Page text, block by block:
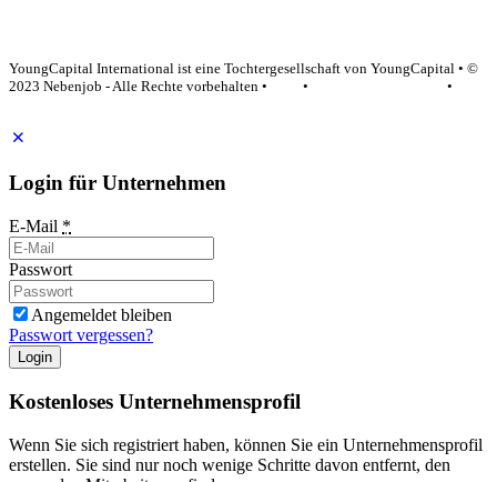
YoungCapital International ist eine Tochtergesellschaft von YoungCapital • ©
2023 Nebenjob - Alle Rechte vorbehalten •
•
•
Login für Unternehmen
E-Mail *
Passwort
Angemeldet bleiben
Passwort vergessen?
Login
Kostenloses Unternehmensprofil
Wenn Sie sich registriert haben, können Sie ein Unternehmensprofil
erstellen. Sie sind nur noch wenige Schritte davon entfernt, den